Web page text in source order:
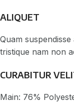
ALIQUET
Quam
tristique nam non
CURABITUR
Main: 76%